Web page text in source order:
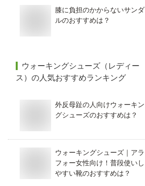
膝に負担のかからないサンダ
ルのおすすめは？
ウォーキングシューズ（レディー
ス） の人気おすすめランキング
外反母趾の人向けウォーキン
グシューズのおすすめは？
ウォーキングシューズ｜アラ
フォー女性向け！普段使いし
やすい靴のおすすめは？